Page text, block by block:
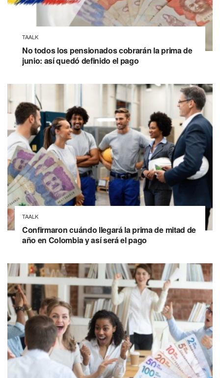
TAALK
No todos los pensionados cobrarán la prima de
junio: así quedó definido el pago
TAALK
Confirmaron cuándo llegará la prima de mitad de
año en Colombia y así será el pago